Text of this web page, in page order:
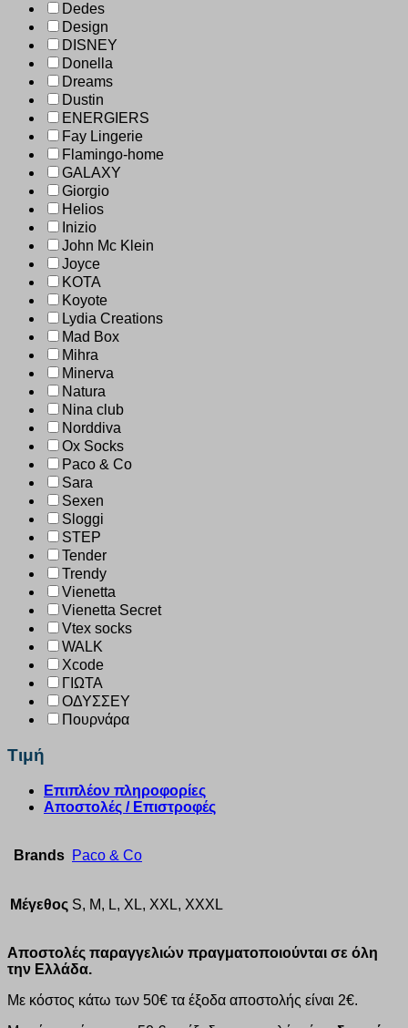
Dedes
Design
DISNEY
Donella
Dreams
Dustin
ENERGIERS
Fay Lingerie
Flamingo-home
GALAXY
Giorgio
Helios
Inizio
John Mc Klein
Joyce
KOTA
Koyote
Lydia Creations
Mad Box
Mihra
Minerva
Natura
Nina club
Norddiva
Ox Socks
Paco & Co
Sara
Sexen
Sloggi
STEP
Tender
Trendy
Vienetta
Vienetta Secret
Vtex socks
WALK
Xcode
ΓΙΩΤΑ
ΟΔΥΣΣΕΥ
Πουρνάρα
Τιμή
Επιπλέον πληροφορίες
Αποστολές / Επιστροφές
Brands Paco & Co
Μέγεθος S, M, L, XL, XXL, XXXL
Αποστολές παραγγελιών πραγματοποιούνται σε όλη
την Ελλάδα.
Με κόστος κάτω των 50€ τα έξοδα αποστολής είναι 2€.